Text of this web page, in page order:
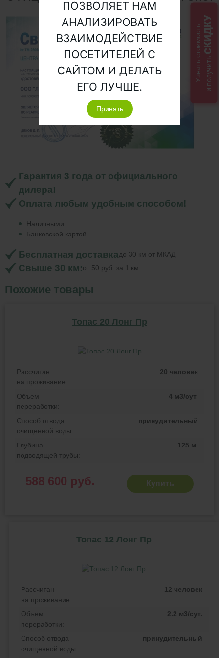
Гарантия 3 года от официального
дилера!
Оплата любым удобным способом!
Наличными
Банковской картой
Бесплатная доставкадо 30 км от МКАД
Свыше 30 км:от 50 руб. за 1 км
Похожие товары
Топас 20 Лонг Пр
Рассчитан
на проживание:
20 человек
Объем
переработки:
4 м3/сут.
Способ отвода
очищенной воды:
принудительный
Глубина
подводящей трубы:
125 м.
588 600 руб. Купить
Топас 12 Лонг Пр
Рассчитан
на проживание:
12 человек
Объем
переработки:
2.2 м3/сут.
Способ отвода
очищенной воды:
принудительный
Узнать стоимостьи получить
СКИДКУ
ПОЗВОЛЯЕТ НАМ
АНАЛИЗИРОВАТЬ
ВЗАИМОДЕЙСТВИЕ
ПОСЕТИТЕЛЕЙ С
САЙТОМ И ДЕЛАТЬ
ЕГО ЛУЧШЕ.
Принять